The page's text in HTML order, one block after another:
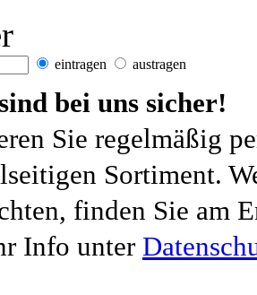
eintragen austragen
bei uns sicher!
Sie regelmäßig
Sortiment.
finden Sie am
Info unter